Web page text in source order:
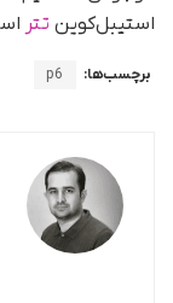
استیبل‌کوین تتر
برچسب‌ها: p6